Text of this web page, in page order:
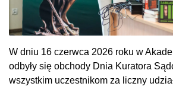
W dniu 16 czerwca 2026 roku w
odbyły się obchody Dnia Kuratora
wszystkim uczestnikom za liczny